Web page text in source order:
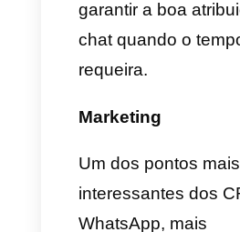
quantidade
clientes
ferramentas
através do